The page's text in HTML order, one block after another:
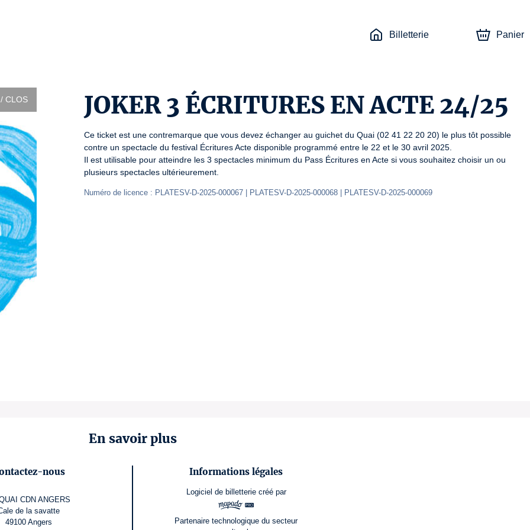
Billetterie Panier
CLOS JOKER 3 ÉCRITURES EN ACTE 24/25
Ce ticket est une contremarque que vous devez échanger au guichet du Quai (02 41 22 20 20) le plus tôt possible
contre un spectacle du festival Écritures Acte disponible programmé entre le 22 et le 30 avril 2025.
Il est utilisable pour atteindre les 3 spectacles minimum du Pass Écritures en Acte si vous souhaitez choisir un ou
plusieurs spectacles ultérieurement.
Numéro de licence : PLATESV-D-2025-000067 | PLATESV-D-2025-000068 | PLATESV-D-2025-000069
En savoir plus
nous
CDN ANGERS
de la savatte
49100 Angers
Informations légales
Logiciel de billetterie créé par
Partenaire technologique du secteur